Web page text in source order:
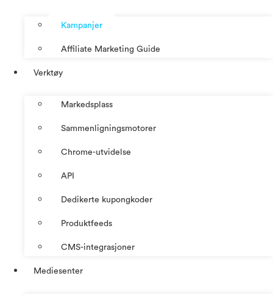
Kampanjer
Affiliate Marketing Guide
Verktøy
Markedsplass
Sammenligningsmotorer
Chrome-utvidelse
API
Dedikerte kupongkoder
Produktfeeds
CMS-integrasjoner
Mediesenter